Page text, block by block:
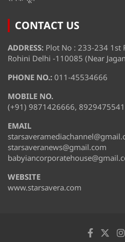
CONTACT US
ADDRESS: Plot No : 233-234 1st
Rohini Delhi -110085 (Near
PHONE NO.: 011-45534666
MOBILE NO.
(+91) 9871426666, 8929475541
EMAIL
starsaveranews@gmail.com
WEBSITE
www.starsavera.com